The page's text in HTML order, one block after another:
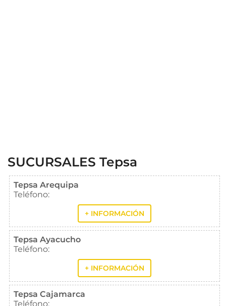
SUCURSALES Tepsa
Tepsa Arequipa
Teléfono:
+ INFORMACIÓN
Tepsa Ayacucho
Teléfono:
+ INFORMACIÓN
Tepsa Cajamarca
Teléfono: